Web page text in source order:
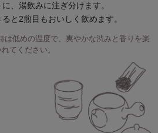
、湯飲みに注ぎ分けます。
と2煎目もおいしく飲めます。
は低めの温度で、爽やかな渋みと香りを楽
てください。